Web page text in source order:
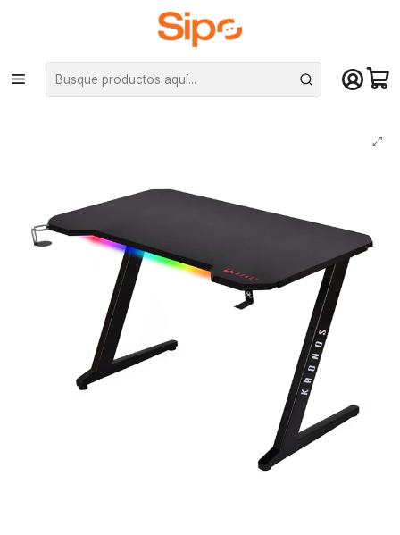
¡Compra hasta mediodía y recibe hoy! De lunes a sábado en el gran
Santiago. Envío gratis desde $29.990
Inicio Computación y Gamers Sillas y Escritorios Escritorios
Escritorio Gamer Kronos OLYMPUS con iluminación RGB